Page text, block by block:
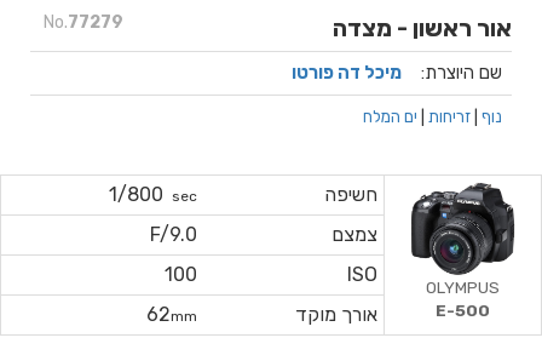
No.77279 אור ראשון - מצדה
שם היוצרת: מיכל דה פורטו
נוף זריחות ים המלח
חשיפה sec
1/800
צמצם
F/9.0
ISO
100
אורך מוקד
62mm
OLYMPUS
E-500